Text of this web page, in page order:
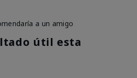
a un amigo
útil esta